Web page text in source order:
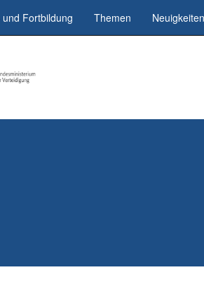
und Fortbildung Themen Neuigkeiten